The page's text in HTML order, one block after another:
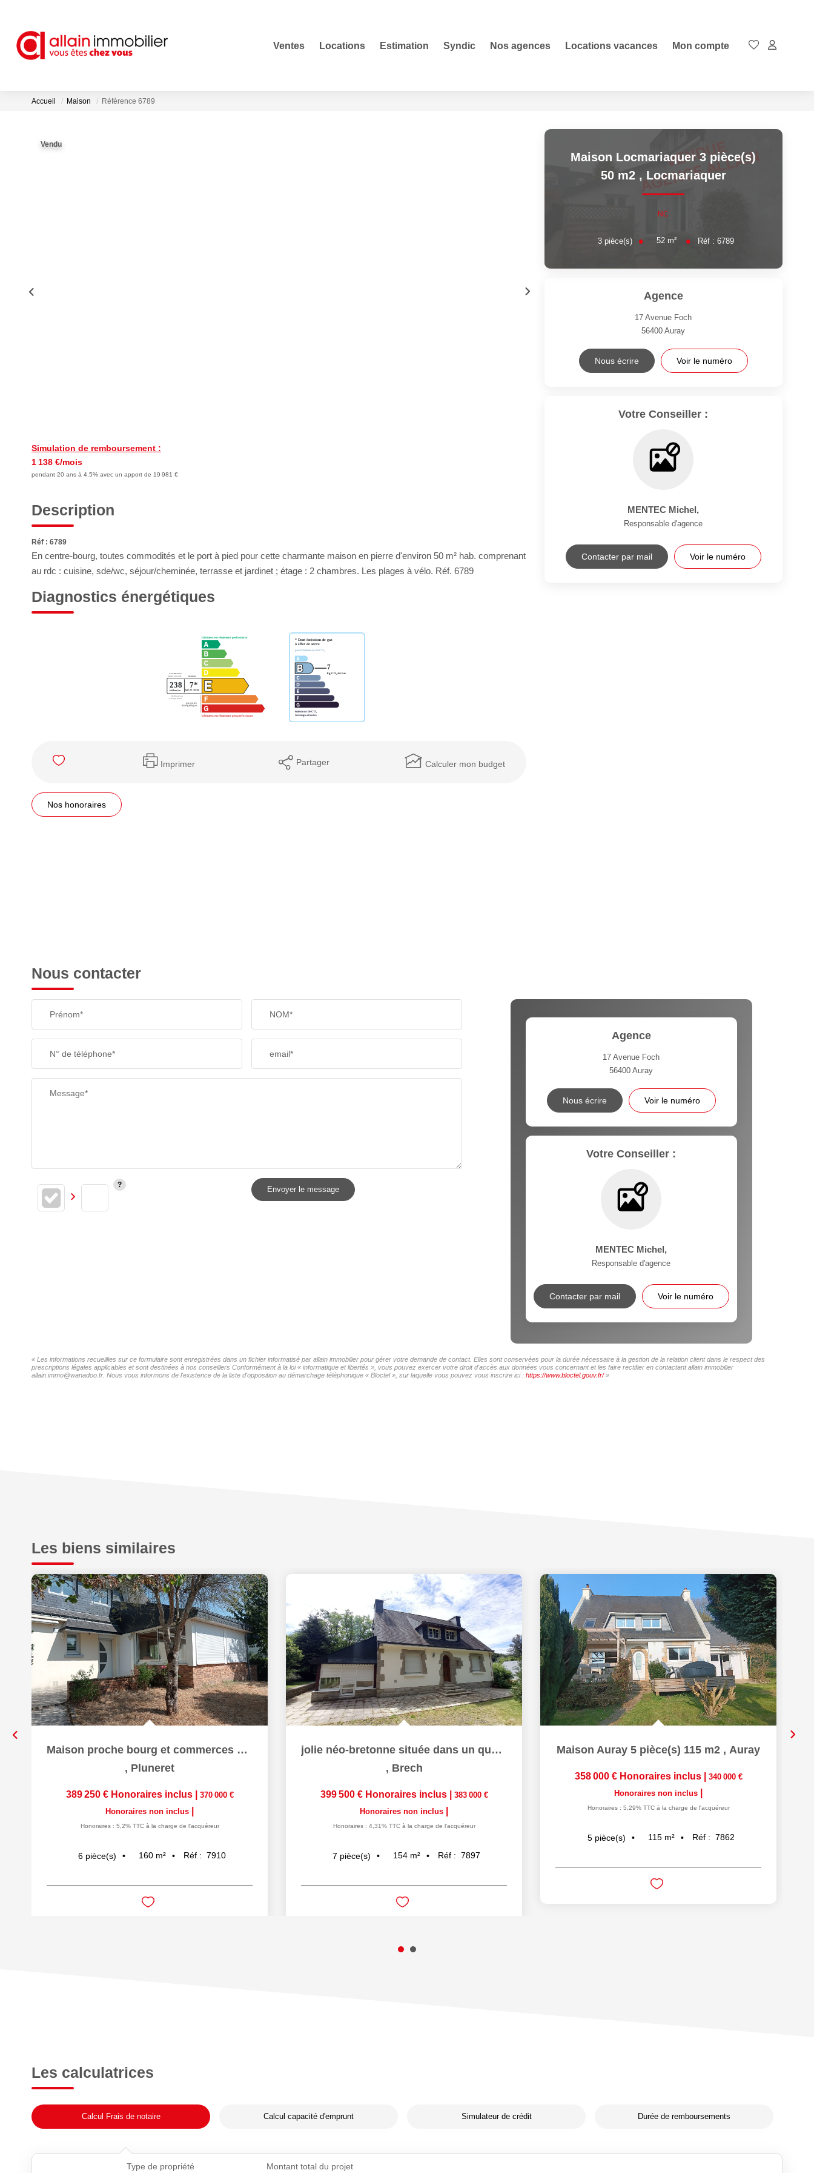
Ventes Locations Estimation Syndic Nos agences Locations vacances Mon compte
Accueil Maison Référence 6789
Vendu
Simulation de remboursement :
1 138 €/mois
pendant 20 ans à 4.5% avec un apport de 19 981 €
Description
Réf : 6789
En centre-bourg, toutes commodités et le port à pied pour cette charmante maison en pierre d'environ 50 m² hab. comprenant
au rdc : cuisine, sde/wc, séjour/cheminée, terrasse et jardinet ; étage : 2 chambres. Les plages à vélo. Réf. 6789
Diagnostics énergétiques
Imprimer Partager Calculer mon budget
Nos honoraires
Maison Locmariaquer 3 pièce(s)
50 m2 , Locmariaquer
NC
3 pièce(s) 52 m² Réf : 6789
Agence
17 Avenue Foch
56400Auray
Nous écrire Voir le numéro
Votre Conseiller :
MENTEC Michel,
Responsable d'agence
Contacter par mail Voir le numéro
Nous contacter
Prénom* NOM*
N° de téléphone* email*
Message*
Envoyer le message
Agence
17 Avenue Foch
56400Auray
Nous écrire Voir le numéro
Votre Conseiller :
MENTEC Michel,
Responsable d'agence
Contacter par mail Voir le numéro
« Les informations recueillies sur ce formulaire sont enregistrées dans un fichier informatisé par allain immobilier pour gérer votre demande de contact. Elles sont conservées pour la durée nécessaire à la gestion de la relation client dans le respect des
prescriptions légales applicables et sont destinées à nos conseillers Conformément à la loi « informatique et libertés », vous pouvez exercer votre droit d'accès aux données vous concernant et les faire rectifier en contactant allain immobilier
allain.immo@wanadoo.fr. Nous vous informons de l'existence de la liste d'opposition au démarchage téléphonique « Bloctel », sur laquelle vous pouvez vous inscrire ici : https://www.bloctel.gouv.fr/»
Les biens similaires
Maison proche bourg et commerces de Pluneret + studio...
, Pluneret
389 250 € Honoraires inclus
370 000 €
Honoraires non inclus
Honoraires : 5,2% TTC à la charge de l'acquéreur
6 pièce(s) 160 m² Réf : 7910
jolie néo-bretonne située dans un quartier recherché de...
, Brech
399 500 € Honoraires inclus
383 000 €
Honoraires non inclus
Honoraires : 4,31% TTC à la charge de l'acquéreur
7 pièce(s) 154 m² Réf : 7897
Maison Auray 5 pièce(s) 115 m2 , Auray
358 000 € Honoraires inclus
340 000 €
Honoraires non inclus
Honoraires : 5,29% TTC à la charge de l'acquéreur
5 pièce(s) 115 m² Réf : 7862
Les calculatrices
Calcul Frais de notaire Calcul capacité d'emprunt Simulateur de crédit Durée de remboursements